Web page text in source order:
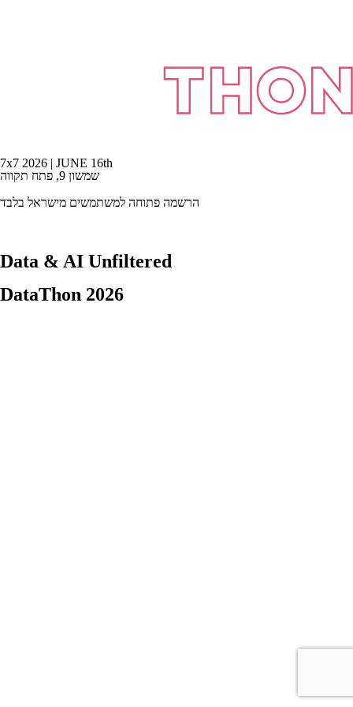
7x7 2026 | JUNE 16th
שמשון 9, פתח תקווה
הרשמה פתוחה למשתמשים מישראל בלבד
Data & AI Unfiltered
DataThon 2026